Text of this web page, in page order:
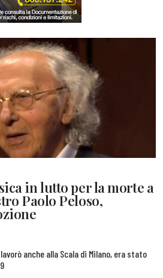
in lutto per la morte a
Paolo Peloso,
anche alla Scala di Milano, era stato